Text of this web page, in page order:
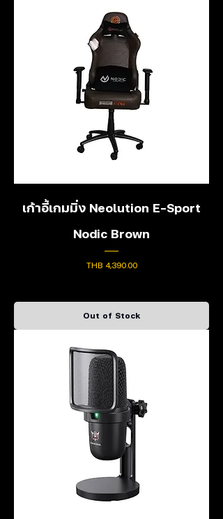
เก้าอี้เกมมิ่ง Neolution E-Sport
Nodic Brown
Price
THB 4,390.00
Out of Stock